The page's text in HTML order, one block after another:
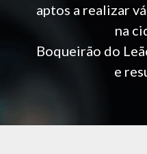
aptos a realizar
na
Boqueirão do
e